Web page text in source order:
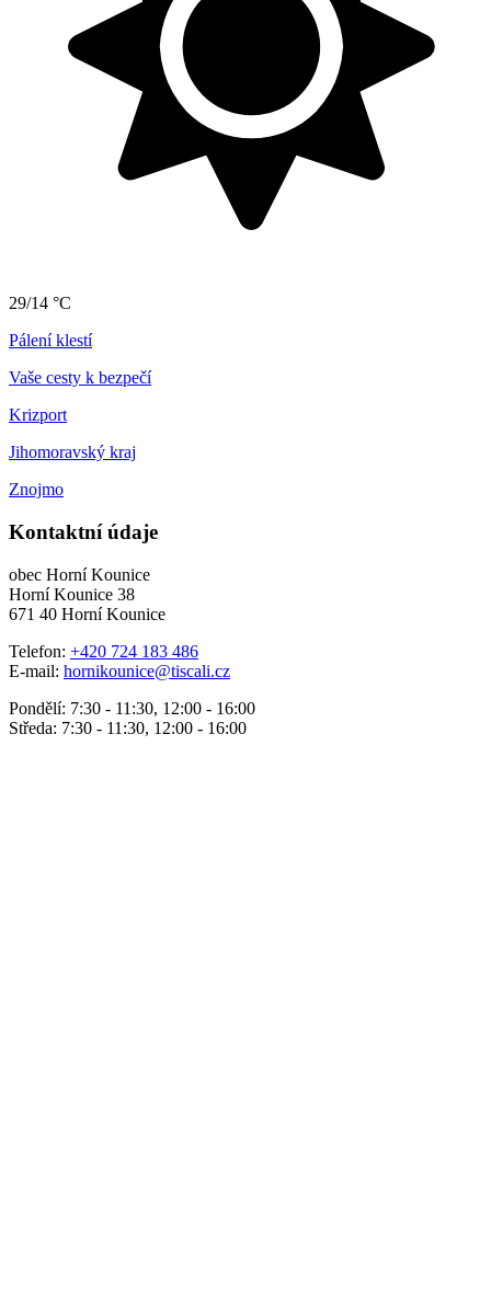
29/14 °C
Pálení klestí
Vaše cesty k bezpečí
Krizport
Jihomoravský kraj
Znojmo
Kontaktní údaje
obec Horní Kounice
Horní Kounice 38
671 40 Horní Kounice
Telefon: +420 724 183 486
E-mail: hornikounice@tiscali.cz
Pondělí: 7:30 - 11:30, 12:00 - 16:00
Středa: 7:30 - 11:30, 12:00 - 16:00